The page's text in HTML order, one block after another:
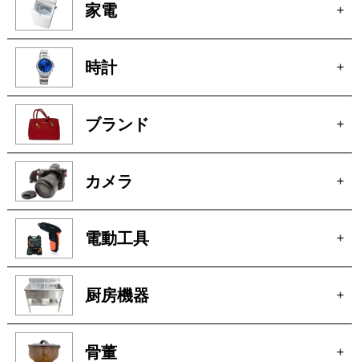
家電 +
時計 +
ブランド +
カメラ +
電動工具 +
厨房機器 +
骨董 +